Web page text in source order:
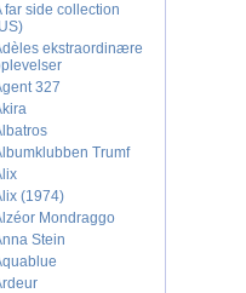
far side collection
ekstraordinære
327
Trumf
(1974)
Mondraggo
Stein